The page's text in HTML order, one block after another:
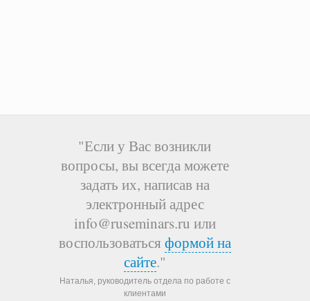
"Если у Вас возникли
вопросы, вы всегда можете
задать их, написав на
электронный адрес
info@ruseminars.ru или
воспользоваться формой на
сайте."
Наталья, руководитель отдела по работе с
клиентами